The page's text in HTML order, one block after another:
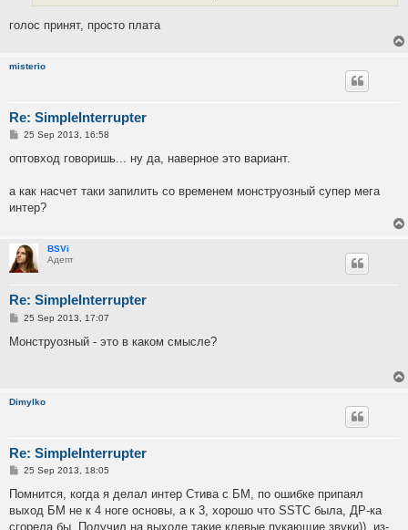
голос принят, просто плата
misterio
Re: SimpleInterrupter
P
s
25 Sep 2013, 16:58
оптовход говоришь... ну да, наверное это вариант.
а как насчет таки запилить со временем монструозный супер мега
интер?
BSVi
Адепт
Re: SimpleInterrupter
P
s
25 Sep 2013, 17:07
Монструозный - это в каком смысле?
Dimylko
Re: SimpleInterrupter
P
s
25 Sep 2013, 18:05
Помнится, когда я делал интер Стива с БМ, по ошибке припаял
выход БМ не к 4 ноге основы, а к 3, хорошо что SSTC была, ДР-ка
сгорела бы. Получил на выходе такие клевые пукающие звуки)), из-